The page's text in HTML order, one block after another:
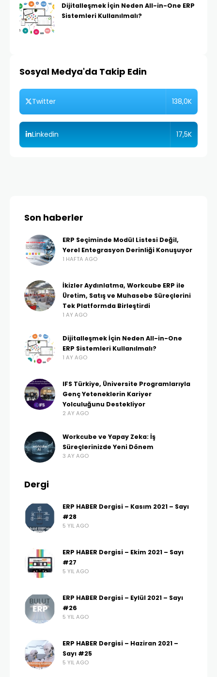
Dijitalleşmek İçin Neden All-in-One ERP
Sistemleri Kullanılmalı?
Sosyal Medya'da Takip Edin
Twitter 138,0K
Linkedin 17,5K
Son haberler
ERP Seçiminde Modül Listesi Değil,
Yerel Entegrasyon Derinliği Konuşuyor
1 HAFTA AGO
İkizler Aydınlatma, Workcube ERP ile
Üretim, Satış ve Muhasebe Süreçlerini
Tek Platformda Birleştirdi
1 AY AGO
Dijitalleşmek İçin Neden All-in-One
ERP Sistemleri Kullanılmalı?
1 AY AGO
IFS Türkiye, Üniversite Programlarıyla
Genç Yeteneklerin Kariyer
Yolculuğunu Destekliyor
2 AY AGO
Workcube ve Yapay Zeka: İş
Süreçlerinizde Yeni Dönem
3 AY AGO
Dergi
ERP HABER Dergisi – Kasım 2021 – Sayı
#28
5 YIL AGO
ERP HABER Dergisi – Ekim 2021 – Sayı
#27
5 YIL AGO
ERP HABER Dergisi – Eylül 2021 – Sayı
#26
5 YIL AGO
ERP HABER Dergisi – Haziran 2021 –
Sayı #25
5 YIL AGO